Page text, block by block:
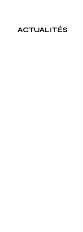
ACTUALITÉS